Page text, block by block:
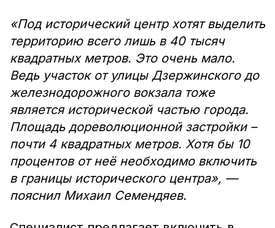
«Под исторический центр хотят выделить
территорию всего лишь в 40 тысяч
квадратных метров. Это очень мало.
Ведь участок от улицы Дзержинского до
железнодорожного вокзала тоже
является исторической частью города.
Площадь дореволюционной застройки –
почти 4 квадратных метров. Хотя бы 10
процентов от неё необходимо включить
в границы исторического центра», —
пояснил Михаил Семендяев.